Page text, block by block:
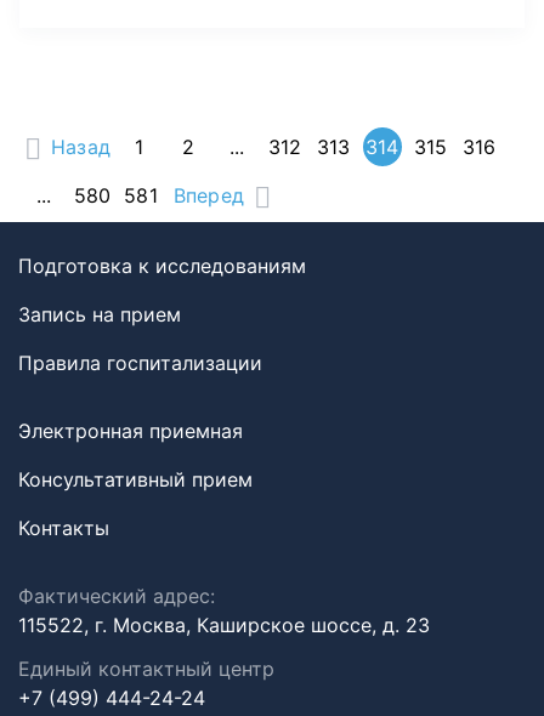
Назад 1 2 ... 312 313 314 315
316
...
580 581 Вперед
Подготовка к исследованиям
Запись на прием
Правила госпитализации
Электронная приемная
Консультативный прием
Контакты
Фактический адрес:
115522, г. Москва, Каширское шоссе, д. 23
Единый контактный центр
+7 (499) 444-24-24